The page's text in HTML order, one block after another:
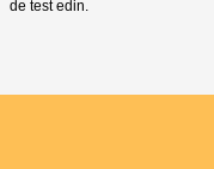
de test edin.